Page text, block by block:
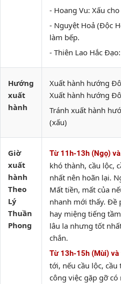
- Hoang Vu: Xấu
- Nguyệt Hoả (Độc
làm bếp.
- Thiên Lao Hắc
Hướng
xuất
hành
Xuất hành hướng
Xuất hành hướng
Tránh xuất hành
(xấu)
Giờ
xuất
hành
Theo
Lý
Thuần
Phong
Từ 11h-13h (Ngọ)
khó thành, cầu lộc,
nhất nên hoãn lại.
Mất tiền, mất của
nhanh mới thấy. Đề
hay miệng tiếng
lâu la nhưng tốt
chắn.
Từ 13h-15h (Mùi)
tới, nếu cầu lộc,
công việc gặp gỡ